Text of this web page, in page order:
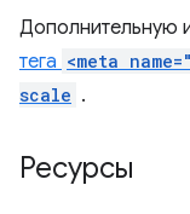
Дополнительную
тега <meta
scale .
Ресурсы